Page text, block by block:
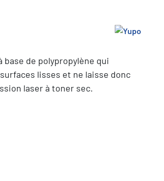
base de polypropylène qui
lisses et ne laisse donc
laser à toner sec.